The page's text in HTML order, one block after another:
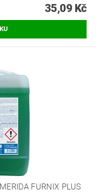
35,09 Kč
FURNIX PLUS